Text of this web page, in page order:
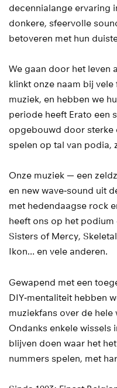
decennialange ervaring
donkere, sfeervolle
betoveren met hun
We gaan door het leven
klinkt onze naam bij
muziek, en hebben we
periode heeft Erato een
opgebouwd door sterke
spelen op tal van podia,
Onze muziek — een
en new wave‑sound uit
met hedendaagse rock
heeft ons op het
Sisters of Mercy,
Ikon… en vele anderen.
Gewapend met een
DIY‑mentaliteit hebben
muziekfans over de
Ondanks enkele wissels
blijven doen waar het
nummers spelen, met